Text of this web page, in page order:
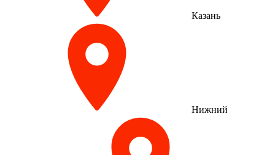
Казань
Нижний